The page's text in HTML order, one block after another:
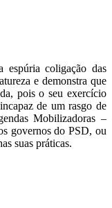
espúria coligação das
e demonstra que
pois o seu exercício
de um rasgo de
Mobilizadoras –
governos do PSD, ou
suas práticas.